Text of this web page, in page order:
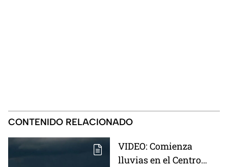
CONTENIDO RELACIONADO
VIDEO: Comienza
lluvias en el Centro